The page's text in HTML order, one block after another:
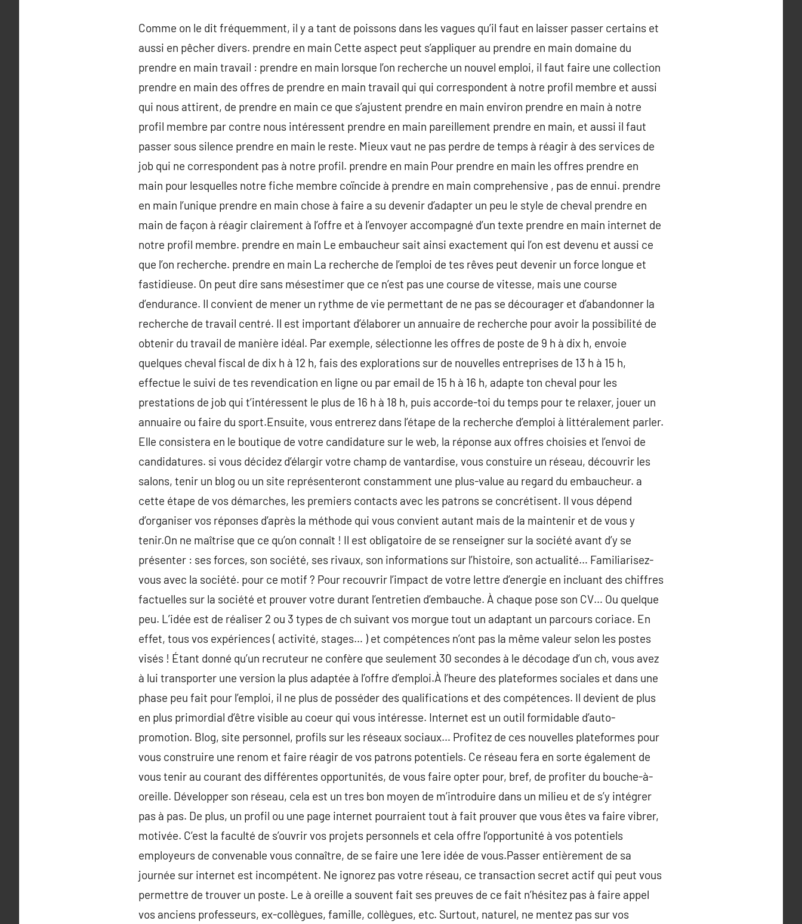
Comme on le dit fréquemment, il y a tant de poissons dans les vagues qu’il faut en laisser passer certains et
aussi en pêcher divers. prendre en main Cette aspect peut s’appliquer au prendre en main domaine du
prendre en main travail : prendre en main lorsque l’on recherche un nouvel emploi, il faut faire une collection
prendre en main des offres de prendre en main travail qui qui correspondent à notre profil membre et aussi
qui nous attirent, de prendre en main ce que s’ajustent prendre en main environ prendre en main à notre
profil membre par contre nous intéressent prendre en main pareillement prendre en main, et aussi il faut
passer sous silence prendre en main le reste. Mieux vaut ne pas perdre de temps à réagir à des services de
job qui ne correspondent pas à notre profil. prendre en main Pour prendre en main les offres prendre en
main pour lesquelles notre fiche membre coïncide à prendre en main comprehensive , pas de ennui. prendre
en main l’unique prendre en main chose à faire a su devenir d’adapter un peu le style de cheval prendre en
main de façon à réagir clairement à l’offre et à l’envoyer accompagné d’un texte prendre en main internet de
notre profil membre. prendre en main Le embaucheur sait ainsi exactement qui l’on est devenu et aussi ce
que l’on recherche. prendre en main La recherche de l’emploi de tes rêves peut devenir un force longue et
fastidieuse. On peut dire sans mésestimer que ce n’est pas une course de vitesse, mais une course
d’endurance. Il convient de mener un rythme de vie permettant de ne pas se décourager et d’abandonner la
recherche de travail centré. Il est important d’élaborer un annuaire de recherche pour avoir la possibilité de
obtenir du travail de manière idéal. Par exemple, sélectionne les offres de poste de 9 h à dix h, envoie
quelques cheval fiscal de dix h à 12 h, fais des explorations sur de nouvelles entreprises de 13 h à 15 h,
effectue le suivi de tes revendication en ligne ou par email de 15 h à 16 h, adapte ton cheval pour les
prestations de job qui t’intéressent le plus de 16 h à 18 h, puis accorde-toi du temps pour te relaxer, jouer un
annuaire ou faire du sport.Ensuite, vous entrerez dans l’étape de la recherche d’emploi à littéralement parler.
Elle consistera en le boutique de votre candidature sur le web, la réponse aux offres choisies et l’envoi de
candidatures. si vous décidez d’élargir votre champ de vantardise, vous constuire un réseau, découvrir les
salons, tenir un blog ou un site représenteront constamment une plus-value au regard du embaucheur. a
cette étape de vos démarches, les premiers contacts avec les patrons se concrétisent. Il vous dépend
d’organiser vos réponses d’après la méthode qui vous convient autant mais de la maintenir et de vous y
tenir.On ne maîtrise que ce qu’on connaît ! Il est obligatoire de se renseigner sur la société avant d’y se
présenter : ses forces, son société, ses rivaux, son informations sur l’histoire, son actualité… Familiarisez-
vous avec la société. pour ce motif ? Pour recouvrir l’impact de votre lettre d’energie en incluant des chiffres
factuelles sur la société et prouver votre durant l’entretien d’embauche. À chaque pose son CV… Ou quelque
peu. L’idée est de réaliser 2 ou 3 types de ch suivant vos morgue tout un adaptant un parcours coriace. En
effet, tous vos expériences ( activité, stages… ) et compétences n’ont pas la même valeur selon les postes
visés ! Étant donné qu’un recruteur ne confère que seulement 30 secondes à le décodage d’un ch, vous avez
à lui transporter une version la plus adaptée à l’offre d’emploi.À l’heure des plateformes sociales et dans une
phase peu fait pour l’emploi, il ne plus de posséder des qualifications et des compétences. Il devient de plus
en plus primordial d’être visible au coeur qui vous intéresse. Internet est un outil formidable d’auto-
promotion. Blog, site personnel, profils sur les réseaux sociaux… Profitez de ces nouvelles plateformes pour
vous construire une renom et faire réagir de vos patrons potentiels. Ce réseau fera en sorte également de
vous tenir au courant des différentes opportunités, de vous faire opter pour, bref, de profiter du bouche-à-
oreille. Développer son réseau, cela est un tres bon moyen de m’introduire dans un milieu et de s’y intégrer
pas à pas. De plus, un profil ou une page internet pourraient tout à fait prouver que vous êtes va faire vibrer,
motivée. C’est la faculté de s’ouvrir vos projets personnels et cela offre l’opportunité à vos potentiels
employeurs de convenable vous connaître, de se faire une 1ere idée de vous.Passer entièrement de sa
journée sur internet est incompétent. Ne ignorez pas votre réseau, ce transaction secret actif qui peut vous
permettre de trouver un poste. Le à oreille a souvent fait ses preuves de ce fait n’hésitez pas à faire appel
vos anciens professeurs, ex-collègues, famille, collègues, etc. Surtout, naturel, ne mentez pas sur vos